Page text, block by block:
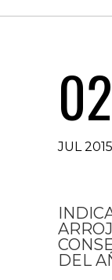
02
JUL 2015
DEL